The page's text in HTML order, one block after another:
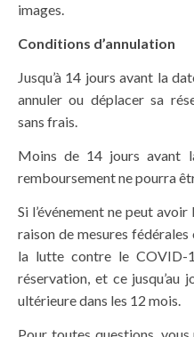
images.
Conditions d’annulation
Jusqu’à 14 jours avant la
annuler ou déplacer sa
sans frais.
Moins de 14 jours avant
remboursement ne pourra
Si l’événement ne peut
raison de mesures
la lutte contre le COVID-
réservation, et ce jusqu’au
ultérieure dans les 12 mois.